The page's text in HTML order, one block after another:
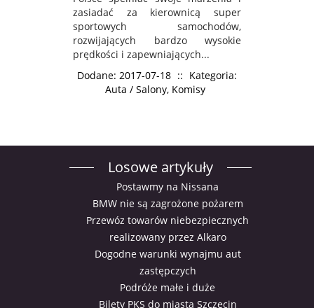
zasiadać za kierownicą super
sportowych samochodów,
rozwijających bardzo wysokie
prędkości i zapewniających...
Dodane: 2017-07-18 :: Kategoria:
Auta / Salony, Komisy
Losowe artykuły
Postawmy na Nissana
BMW nie są zagrożone pożarem
Przewóz towarów niebezpiecznych
realizowany przez Alkaro
Dogodne warunki wynajmu aut
zastępczych
Podróże małe i duże
Bilety PKS do miasta Szczecin